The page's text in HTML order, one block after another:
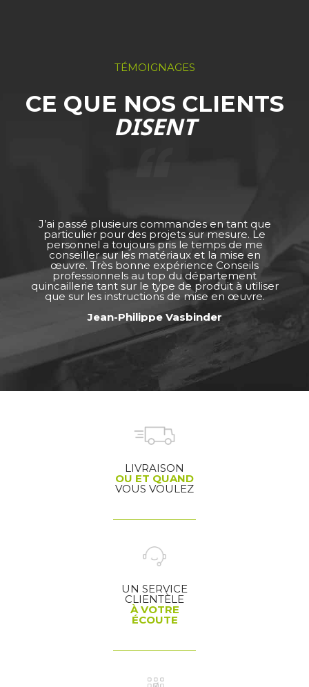
TÉMOIGNAGES
CE QUE NOS CLIENTS
DISENT
J’ai passé plusieurs commandes en tant que
particulier pour des projets sur mesure. Le
personnel a toujours pris le temps de me
conseiller sur les matériaux et la mise en
œuvre. Très bonne expérience Conseils
professionnels au top du département
quincaillerie tant sur le type de produit à utiliser
que sur les instructions de mise en œuvre.
Jean-Philippe Vasbinder
LIVRAISON
OU ET QUAND
VOUS VOULEZ
UN SERVICE
CLIENTÈLE
À VOTRE
ÉCOUTE